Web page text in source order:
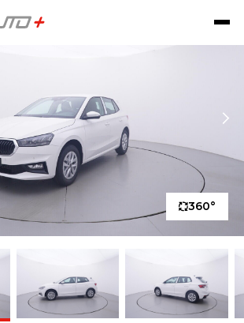
360°